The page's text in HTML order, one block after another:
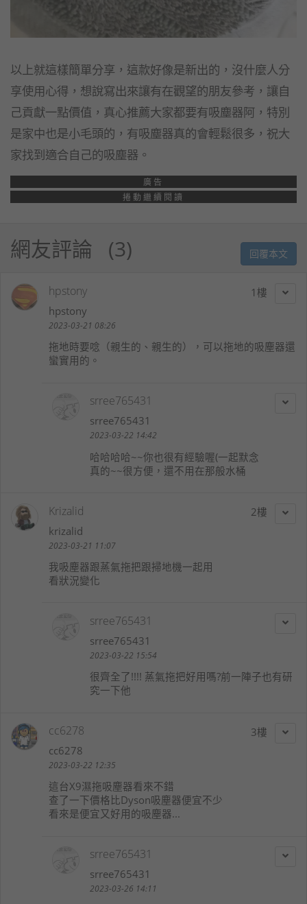
以上就這樣簡單分享，這款好像是新出的，沒什麼人分
享使用心得，想說寫出來讓有在觀望的朋友參考，讓自
己貢獻一點價值，真心推薦大家都要有吸塵器阿，特別
是家中也是小毛頭的，有吸塵器真的會輕鬆很多，祝大
家找到適合自己的吸塵器。
廣告
捲動繼續閱讀
網友評論 3 回覆本文
1
hpstony
hpstony
2023-03-21 08:26
拖地時要唸（親生的、親生的），可以拖地的吸塵器還
蠻實用的。
srree765431
srree765431
2023-03-22 14:42
哈哈哈哈~~你也很有經驗喔(一起默念
真的~~很方便，還不用在那般水桶
2
Krizalid
krizalid
2023-03-21 11:07
我吸塵器跟蒸氣拖把跟掃地機一起用
看狀況變化
srree765431
srree765431
2023-03-22 15:54
很齊全了!!!! 蒸氣拖把好用嗎?前一陣子也有研
究一下他
3
cc6278
cc6278
2023-03-22 12:35
這台X9濕拖吸塵器看來不錯
查了一下價格比Dyson吸塵器便宜不少
看來是便宜又好用的吸塵器...
srree765431
srree765431
2023-03-26 14:11